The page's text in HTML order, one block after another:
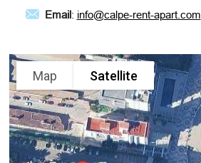
Email: info@calpe-rent-apart.com
Map Satellite